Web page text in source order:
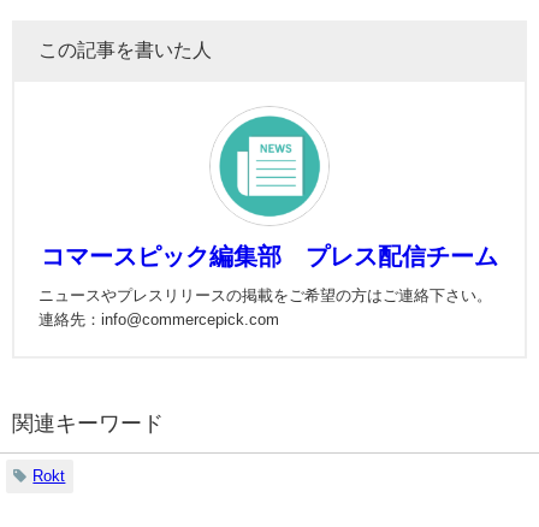
この記事を書いた人
コマースピック編集部 プレス配信チーム
ニュースやプレスリリースの掲載をご希望の方はご連絡下さい。
連絡先：info@commercepick.com
関連キーワード
Rokt